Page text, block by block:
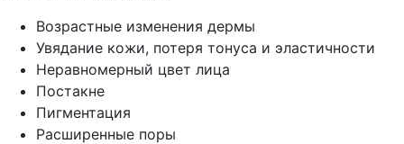
Возрастные изменения дермы
Увядание кожи, потеря тонуса и эластичности
Неравномерный цвет лица
Постакне
Пигментация
Расширенные поры